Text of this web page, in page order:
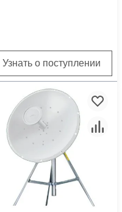
Узнать о поступлении